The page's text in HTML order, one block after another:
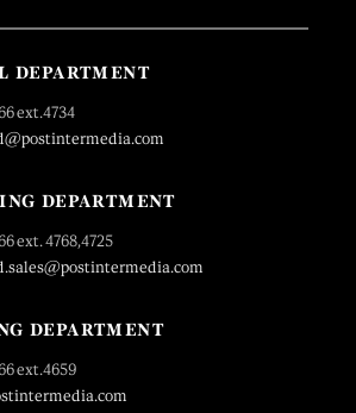
DEPARTMENT
ext.4734
DEPARTMENT
ext. 4768,4725
DEPARTMENT
ext.4659